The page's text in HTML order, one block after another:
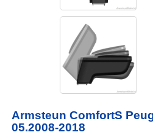
Armsteun ComfortS
05.2008-2018